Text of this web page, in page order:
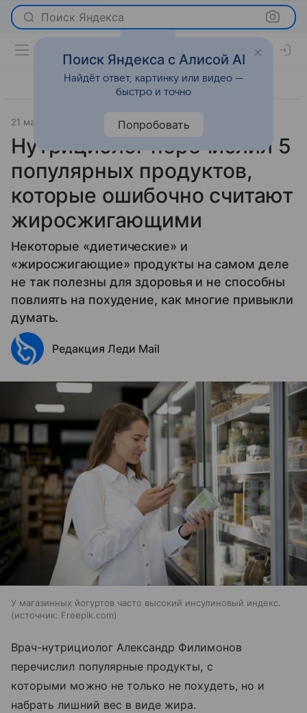
Поиск Яндекса
21 мая 2026 Красота
Нутрициолог перечислил 5
популярных продуктов,
которые ошибочно считают
жиросжигающими
Некоторые «диетические» и
«жиросжигающие» продукты на самом деле
не так полезны для здоровья и не способны
повлиять на похудение, как многие привыкли
думать.
Редакция Леди Mail
У магазинных йогуртов часто высокий инсулиновый индекс.
источник: Freepik.com
Врач-нутрициолог Александр Филимонов
перечислил популярные продукты, с
которыми можно не только не похудеть, но и
набрать лишний вес в виде жира.
Поиск Яндекса с Алисой AI
Найдёт ответ, картинку или видео —
быстро и точно
Попробовать